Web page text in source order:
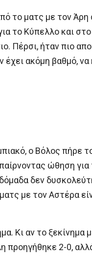
το ματς με τον
το Κύπελλο και
Πέρσι, ήταν πιο
ακόμη βαθμό, να
ο Βόλος πήρε
ώθηση
δεν
με τον Αστέρα
Κι αν το ξεκίνημα
προηγήθηκε 2-0,